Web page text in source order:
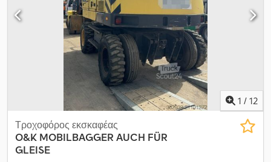
1 / 12
Τροχοφόρος εκσκαφέας
O&K MOBILBAGGER AUCH FÜR
GLEISE